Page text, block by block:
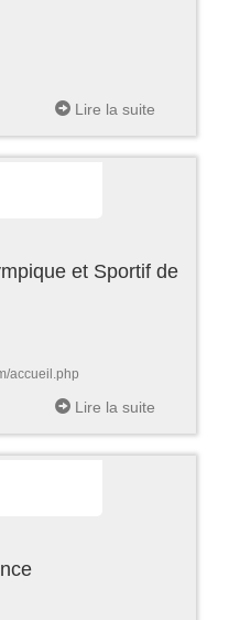
Lire la suite
et Sportif de
accueil.php
Lire la suite